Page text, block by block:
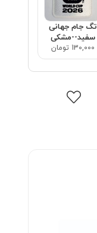
تگ جام جهانی
سفید--مشکی
130,000 تومان